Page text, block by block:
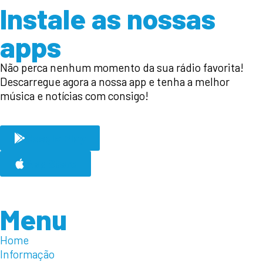
Instale as nossas
apps
Não perca nenhum momento da sua rádio favorita!
Descarregue agora a nossa app e tenha a melhor
música e notícias com consigo!
Menu
Home
Informação